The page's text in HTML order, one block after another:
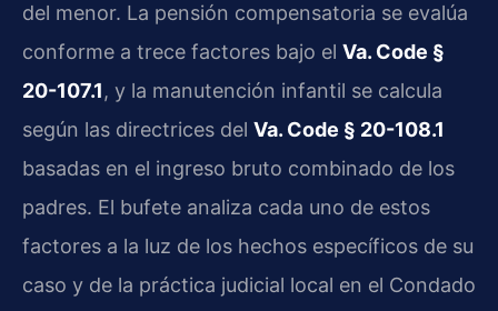
del menor. La pensión compensatoria se evalúa
conforme a trece factores bajo el Va. Code §
20-107.1, y la manutención infantil se calcula
según las directrices del Va. Code § 20-108.1
basadas en el ingreso bruto combinado de los
padres. El bufete analiza cada uno de estos
factores a la luz de los hechos específicos de su
caso y de la práctica judicial local en el Condado